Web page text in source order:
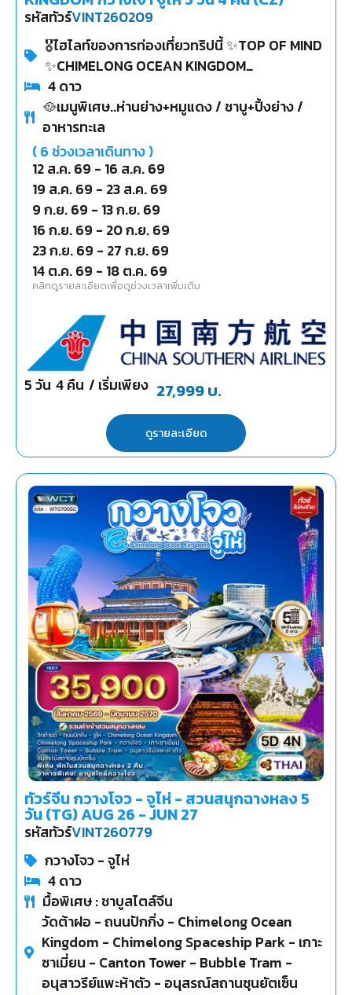
รหัสทัวร์VINT260209
🎖️ไฮไลท์ของการท่องเที่ยวทริปนี้ ✨TOP OF MIND
✨CHIMELONG OCEAN KINGDOM
✨CHIMELONG SPACESHIP ✨ต๋าข่า..ตงซานโข่ว
สุดฮิป!! ✨เช็คอินแลนด์มาร์ก ZHUHAI FISHER
GIRL ✨เเคนตันทาวเวอร์
4ดาว
🥘เมนูพิเศษ..ห่านย่าง+หมูแดง / ชาบู+ปิ้งย่าง /
อาหารทะเล
(6ช่วงเวลาเดินทาง )
12 ส.ค. 69 - 16 ส.ค. 69
19 ส.ค. 69 - 23 ส.ค. 69
9 ก.ย. 69 - 13 ก.ย. 69
16 ก.ย. 69 - 20 ก.ย. 69
23 ก.ย. 69 - 27 ก.ย. 69
14 ต.ค. 69 - 18 ต.ค. 69
คลิกดูรายละเอียดเพื่อดูช่วงเวลาเพิ่มเติม
5วัน 4คืน / เริ่มเพียง 27,999บ.
ดูรายละเอียด
ทัวร์จีน กวางโจว - จูไห่ - สวนสนุกฉางหลง 5
วัน (TG) AUG 26 - JUN 27
รหัสทัวร์VINT260779
กวางโจว - จูไห่
4ดาว
มื้อพิเศษ : ชาบูสไตล์จีน
วัดต้าฝอ - ถนนปักกิ่ง - Chimelong Ocean
Kingdom - Chimelong Spaceship Park - เกาะ
ซาเมี่ยน - Canton Tower - Bubble Tram -
อนุสาวรีย์แพะห้าตัว - อนุสรณ์สถานซุนยัตเซ็น